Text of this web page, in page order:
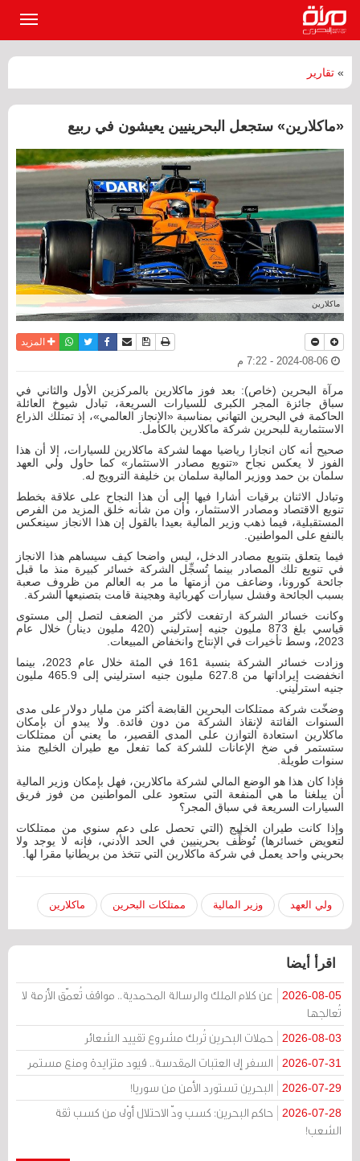
» تقارير
«ماكلارين» ستجعل البحرينيين يعيشون في ربيع
ماكلارين
نسخة للطباعة
حفظ الموضوع
أرسل الى صديق
فيسبوكتويترواتسابالمزيد
مرآة البحرين (خاص): بعد فوز ماكلارين بالمركزين الأول والثاني في
سباق جائزة المجر الكبرى للسيارات السريعة، تبادل شيوخ العائلة
الحاكمة في البحرين التهاني بمناسبة «الإنجاز العالمي»، إذ تمتلك الذراع
الاستثمارية للبحرين شركة ماكلارين بالكامل.
صحيح أنه كان انجازا رياضيا مهما لشركة ماكلارين للسيارات، إلا أن هذا
الفوز لا يعكس نجاح «تنويع مصادر الاستثمار» كما حاول ولي العهد
سلمان بن حمد ووزير المالية سلمان بن خليفة الترويج له.
وتبادل الاثنان برقيات أشارا فيها إلى أن هذا النجاح على علاقة بخطط
تنويع الاقتصاد ومصادر الاستثمار، وأن من شأنه خلق المزيد من الفرص
المستقبلية، فيما ذهب وزير المالية بعيدا بالقول إن هذا الانجاز سينعكس
بالنفع على المواطنين.
فيما يتعلق بتنويع مصادر الدخل، ليس واضحا كيف سيساهم هذا الانجاز
في تنويع تلك المصادر بينما تُسجِّل الشركة خسائر كبيرة منذ ما قبل
جائحة كورونا، وضاعف من أزمتها ما مر به العالم من ظروف صعبة
بسبب الجائحة وفشل سيارات كهربائية وهجينة قامت بتصنيعها الشركة.
وكانت خسائر الشركة ارتفعت لأكثر من الضعف لتصل إلى مستوى
قياسي بلغ 873 مليون جنيه إسترليني (420 مليون دينار) خلال عام
2023، وسط تأخيرات في الإنتاج وانخفاض المبيعات.
وزادت خسائر الشركة بنسبة 161 في المئة خلال عام 2023، بينما
انخفضت إيراداتها من 627.8 مليون جنيه استرليني إلى 465.9 مليون
جنيه استرليني.
وضخّت شركة ممتلكات البحرين القابضة أكثر من مليار دولار على مدى
السنوات الفائتة لإنقاذ الشركة من دون فائدة. ولا يبدو أن بإمكان
ماكلارين استعادة التوازن على المدى القصير، ما يعني أن ممتلكات
ستستمر في ضخ الإعانات للشركة كما تفعل مع طيران الخليج منذ
سنوات طويلة.
فإذا كان هذا هو الوضع المالي لشركة ماكلارين، فهل بإمكان وزير المالية
أن يبلغنا ما هي المنفعة التي ستعود على المواطنين من فوز فريق
السيارات السريعة في سباق المجر؟
وإذا كانت طيران الخليج (التي تحصل على دعم سنوي من ممتلكات
لتعويض خسائرها) تُوظِّف بحرينيين في الحد الأدني، فإنه لا يوجد ولا
بحريني واحد يعمل في شركة ماكلارين التي تتخذ من بريطانيا مقرا لها.
ولي العهد وزير المالية ممتلكات البحرين ماكلارين
اقرأ أيضا
2026-08-05
عن كلام الملك والرسالة المحمدية.. مواقف تُعمّق الأزمة لا
تُعالجها
2026-08-03 حملات البحرين تُربك مشروع تقييد الشعائر
2026-07-31 السفر إلى العتبات المقدسة.. قيود متزايدة ومنع مستمر
2026-07-29 البحرين تستورد الأمن من سوريا!
2026-07-28
حاكم البحرين: كسب ودّ الاحتلال أوْلى من كسب ثقة
الشعب!